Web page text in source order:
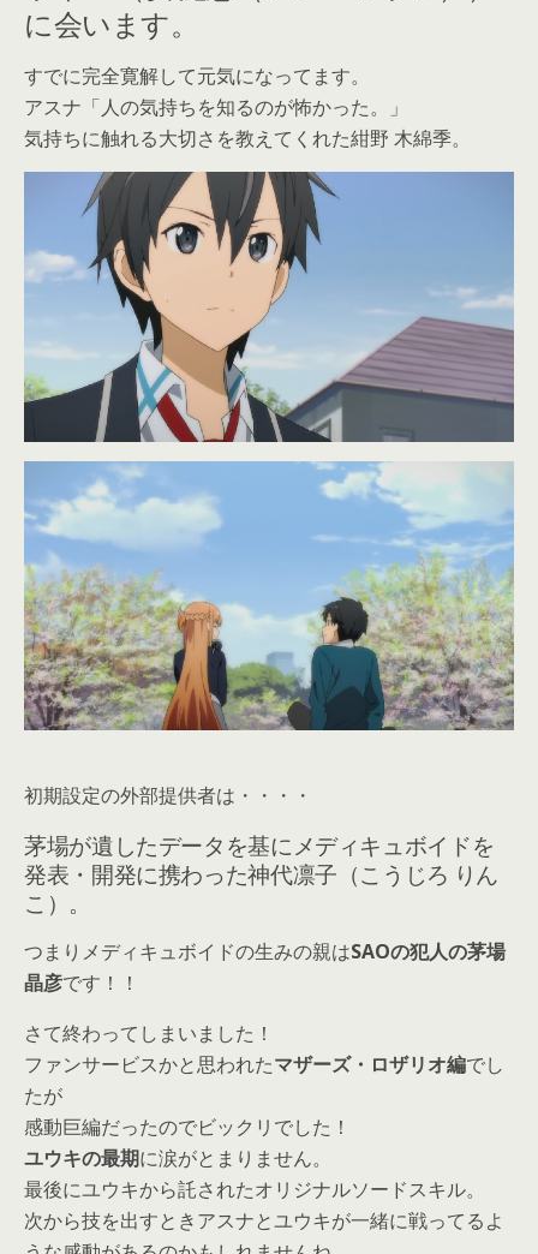
に会います。
すでに完全寛解して元気になってます。
アスナ「人の気持ちを知るのが怖かった。」
気持ちに触れる大切さを教えてくれた紺野 木綿季。
初期設定の外部提供者は・・・・
茅場が遺したデータを基にメディキュボイドを
発表・開発に携わった神代凛子（こうじろ りん
こ）。
つまりメディキュボイドの生みの親はSAOの犯人の茅場
晶彦です！！
さて終わってしまいました！
ファンサービスかと思われたマザーズ・ロザリオ編でし
たが
感動巨編だったのでビックリでした！
ユウキの最期に涙がとまりません。
最後にユウキから託されたオリジナルソードスキル。
次から技を出すときアスナとユウキが一緒に戦ってるよ